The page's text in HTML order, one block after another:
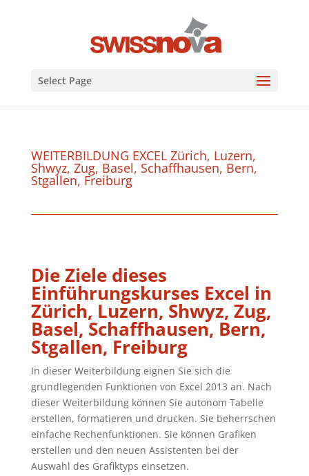
Select Page
WEITERBILDUNG EXCEL Zürich, Luzern,
Shwyz, Zug, Basel, Schaffhausen, Bern,
Stgallen, Freiburg
Die Ziele dieses
Einführungskurses Excel in
Zürich, Luzern, Shwyz, Zug,
Basel, Schaffhausen, Bern,
Stgallen, Freiburg
In dieser Weiterbildung eignen Sie sich die
grundlegenden Funktionen von Excel 2013 an. Nach
dieser Weiterbildung können Sie autonom Tabelle
erstellen, formatieren und drucken. Sie beherrschen
einfache Rechenfunktionen. Sie können Grafiken
erstellen und den neuen Assistenten bei der
Auswahl des Grafiktyps einsetzen.